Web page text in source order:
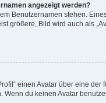
angezeigt werden?
Benutzernamen stehen.
größere, Bild wird auch als
einen Avatar über eine
du keinen Avatar